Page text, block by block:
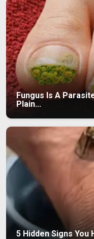
Fungus Is A
Plain...
5 Hidden Signs You